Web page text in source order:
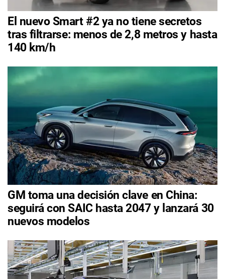
El nuevo Smart #2 ya no tiene secretos
tras filtrarse: menos de 2,8 metros y hasta
140 km/h
GM toma una decisión clave en China:
seguirá con SAIC hasta 2047 y lanzará 30
nuevos modelos